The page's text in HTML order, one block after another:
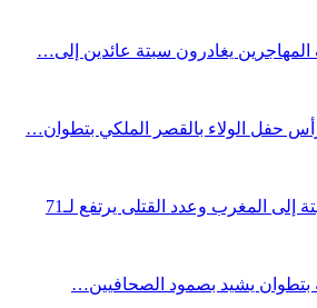
المهاجرين يغادرون سبتة عائدين إلى…
حفل الولاء بالقصر الملكي بتطوان…
بتطوان يشيد بصمود الصحافيين…